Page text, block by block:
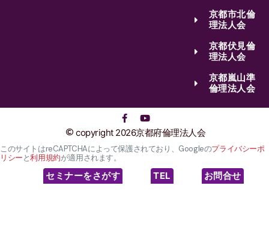
京都市北倫
理法人会
京都伏見倫
理法人会
京都嵐山準
倫理法人会
copyright 2026京都府倫理法人会
このサイトはreCAPTCHAによって保護されており、Googleのプライバシーポ
リシーと利用規約が適用されます。
セミナーをさがす TEL お問合せ